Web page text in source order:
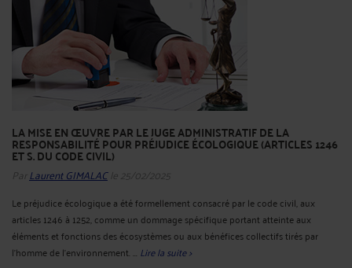
LA MISE EN ŒUVRE PAR LE JUGE ADMINISTRATIF DE LA
RESPONSABILITÉ POUR PRÉJUDICE ÉCOLOGIQUE (ARTICLES 1246
ET S. DU CODE CIVIL)
Par Laurent GIMALACle 25/02/2025
Le préjudice écologique a été formellement consacré par le code civil, aux
articles 1246 à 1252, comme un dommage spécifique portant atteinte aux
éléments et fonctions des écosystèmes ou aux bénéfices collectifs tirés par
l’homme de l’environnement. ... Lire la suite >